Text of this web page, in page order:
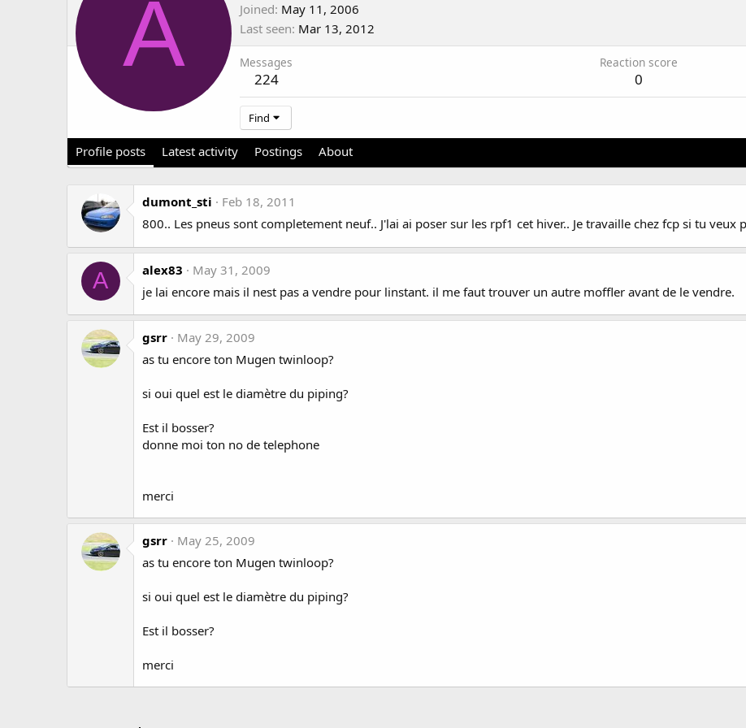
A Joined May 11, 2006
Last seen Mar 13, 2012
Messages
224
Reaction score
0
Find
Profile posts Latest activity Postings About
dumont_sti
Feb 18, 2011
800.. Les pneus sont completement neuf.. J'lai ai poser sur les rpf1 cet hiver.. Je travaille chez fcp si tu veux
A alex83
May 31, 2009
je lai encore mais il nest pas a vendre pour linstant. il me faut trouver un autre moffler avant de le vendre.
gsrr
May 29, 2009
as tu encore ton Mugen twinloop?
si oui quel est le diamètre du piping?
Est il bosser?
donne moi ton no de telephone
merci
gsrr
May 25, 2009
as tu encore ton Mugen twinloop?
si oui quel est le diamètre du piping?
Est il bosser?
merci